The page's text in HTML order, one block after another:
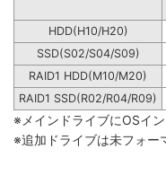
HDD(H10/H20)
SSD(S02/S04/S09)
RAID1 HDD(M10/M20)
RAID1 SSD(R02/R04/R09)
※メインドライブにOSイ
※追加ドライブは未フォー